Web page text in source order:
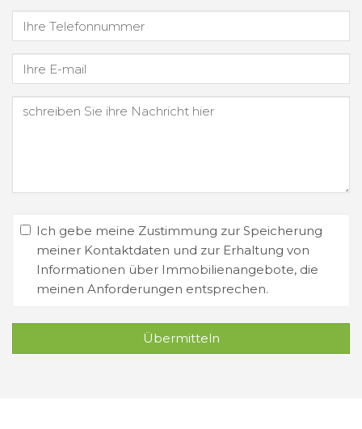
Ich gebe meine Zustimmung zur Speicherung
meiner Kontaktdaten und zur Erhaltung von
Informationen über Immobilienangebote, die
meinen Anforderungen entsprechen.
Übermitteln